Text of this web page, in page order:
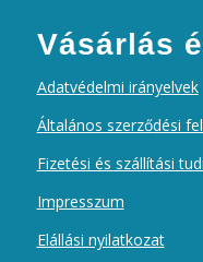
Vásárlás
Adatvédelmi irányelvek
Általános szerződési
Fizetési és szállítási
Impresszum
Elállási nyilatkozat